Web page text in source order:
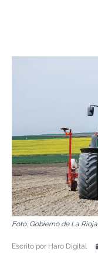
Foto: Gobierno de La Rioja
Escrito por Haro Digital